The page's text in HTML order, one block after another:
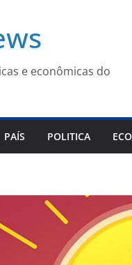
e econômicas do
PAÍS POLITICA